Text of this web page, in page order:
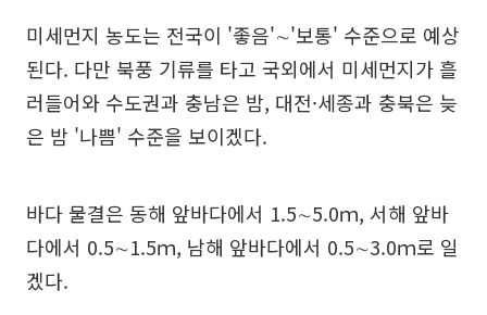
미세먼지 농도는 전국이 '좋음'∼'보통' 수준으로 예상
된다. 다만 북풍 기류를 타고 국외에서 미세먼지가 흘
러들어와 수도권과 충남은 밤, 대전·세종과 충북은 늦
은 밤 '나쁨' 수준을 보이겠다.
바다 물결은 동해 앞바다에서 1.5∼5.0ｍ, 서해 앞바
다에서 0.5∼1.5ｍ, 남해 앞바다에서 0.5∼3.0ｍ로 일
겠다.